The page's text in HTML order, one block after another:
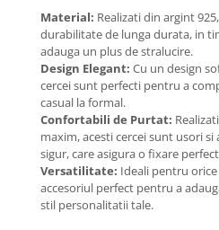
BRĂȚĂRI CU ȘNUR REGLABIL
Brățări din Aur cu șnur reglabil
Brățări din Argint cu șnur reglabil
BRĂȚĂRI CU PIETRE
Brățări din Aur cu pietre
semiprețioase
Brățări din Argint cu pietre
semiprețioase
Brățări elastice cu pietre
semiprețioase
Material: Realizati din argint
durabilitate de lunga durata, in
adauga un plus de stralucire.
Design Elegant: Cu un design
cercei sunt perfecti pentru a
casual la formal.
Confortabili de Purtat:
maxim, acesti cercei sunt usori
sigur, care asigura o fixare
Versatilitate: Ideali pentru
accesoriul perfect pentru a
stil personalitatii tale.